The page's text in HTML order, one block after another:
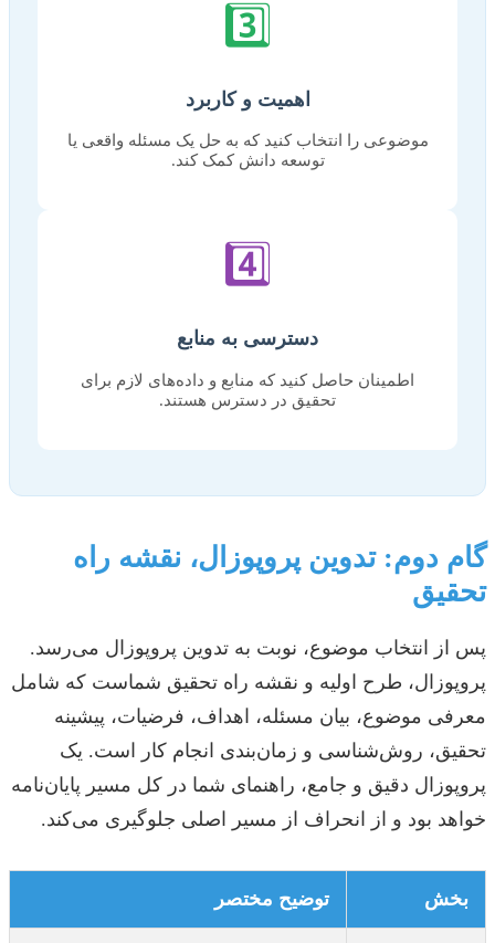
3️⃣
اهمیت و کاربرد
موضوعی را انتخاب کنید که به حل یک مسئله واقعی یا
توسعه دانش کمک کند.
4️⃣
دسترسی به منابع
اطمینان حاصل کنید که منابع و داده‌های لازم برای
تحقیق در دسترس هستند.
گام دوم: تدوین پروپوزال، نقشه راه
تحقیق
پس از انتخاب موضوع، نوبت به تدوین پروپوزال می‌رسد.
پروپوزال، طرح اولیه و نقشه راه تحقیق شماست که شامل
معرفی موضوع، بیان مسئله، اهداف، فرضیات، پیشینه
تحقیق، روش‌شناسی و زمان‌بندی انجام کار است. یک
پروپوزال دقیق و جامع، راهنمای شما در کل مسیر پایان‌نامه
خواهد بود و از انحراف از مسیر اصلی جلوگیری می‌کند.
بخش توضیح مختصر